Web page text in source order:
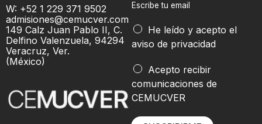
W: +52 1 229 371 9502
admisiones@cemucver.com
149 Calz Juan Pablo II, C.
Delfino Valenzuela, 94294
Veracruz, Ver.
(México)
c
i
b
e
u
e
m
Escribe tu email
He leído y acepto el
aviso de privacidad
E
c
i
Acepto recibir
comunicaciones de
CEMUCVER